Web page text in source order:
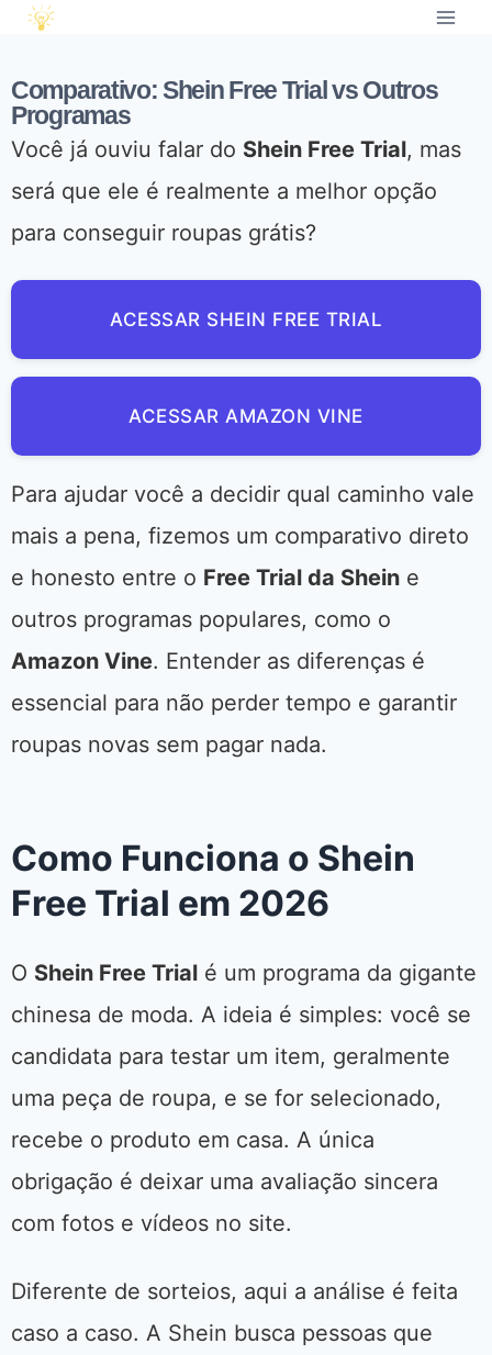
Comparativo: Shein Free Trial vs Outros
Programas
Você já ouviu falar do Shein Free Trial, mas
será que ele é realmente a melhor opção
para conseguir roupas grátis?
ACESSAR SHEIN FREE TRIAL
ACESSAR AMAZON VINE
Para ajudar você a decidir qual caminho vale
mais a pena, fizemos um comparativo direto
e honesto entre o Free Trial da Shein e
outros programas populares, como o
Amazon Vine. Entender as diferenças é
essencial para não perder tempo e garantir
roupas novas sem pagar nada.
Como Funciona o Shein
Free Trial em 2026
O Shein Free Trial é um programa da gigante
chinesa de moda. A ideia é simples: você se
candidata para testar um item, geralmente
uma peça de roupa, e se for selecionado,
recebe o produto em casa. A única
obrigação é deixar uma avaliação sincera
com fotos e vídeos no site.
Diferente de sorteios, aqui a análise é feita
caso a caso. A Shein busca pessoas que